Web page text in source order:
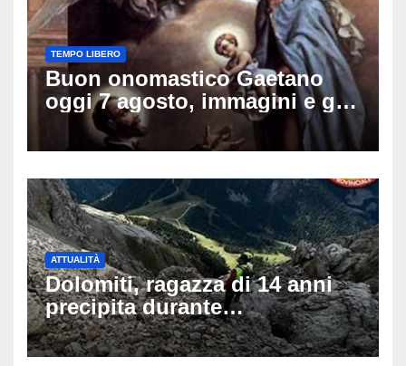
TEMPO LIBERO
Buon onomastico Gaetano
oggi 7 agosto, immagini e gif
di auguri da condividere sui
social
ATTUALITÀ
Dolomiti, ragazza di 14 anni
precipita durante
un’escursione: tragedia sul
Latemar davanti alla famiglia